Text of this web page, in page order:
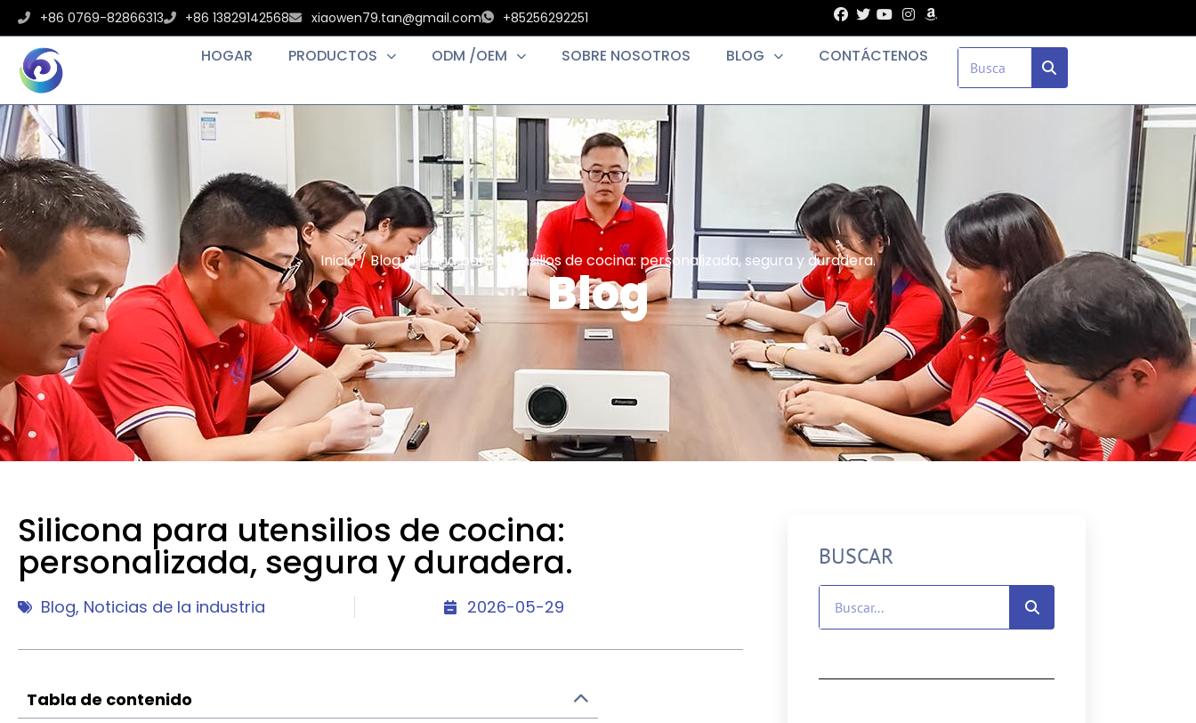
+86 0769-82866313 +86 13829142568 xiaowen79.tan@gmail.com +85256292251
HOGAR PRODUCTOS ODM /OEM SOBRE NOSOTROS BLOG CONTÁCTENOS
Inicio/BlogSilicona para utensilios de cocina: personalizada, segura y duradera.
Blog
Silicona para utensilios de cocina:
personalizada, segura y duradera.
Blog, Noticias de la industria 2026-05-29
Tabla de contenido
BUSCAR